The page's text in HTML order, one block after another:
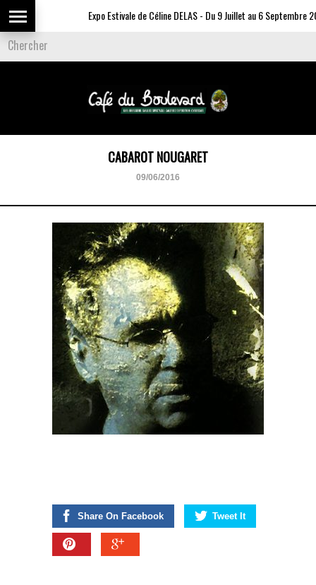
Expo Estivale de Céline DELAS - Du 9 Juillet au 6 Septembre
CABAROT NOUGARET
09/06/2016
Share On Facebook Tweet It